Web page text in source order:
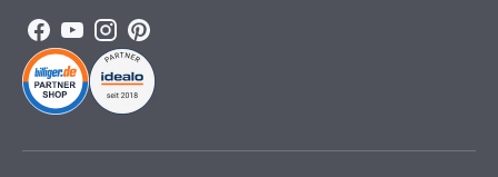
Facebook
YouTubeInstagram
Pinterest